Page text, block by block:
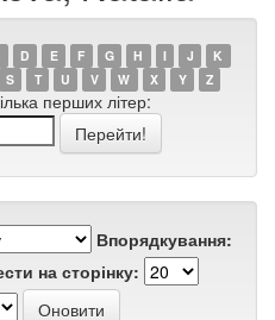
D E F G H I J
K
S T U V W X Y Z
перших літер:
Впорядкування:
на сторінку: